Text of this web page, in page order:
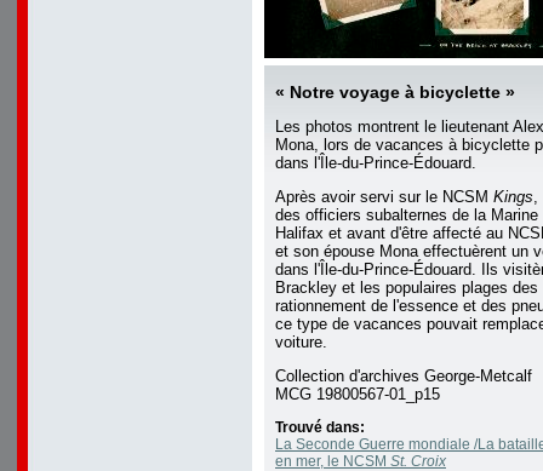
« Notre voyage à bicyclette »
Les photos montrent le lieutenant
Mona, lors de vacances à bicyclette
dans l'Île-du-Prince-Édouard.
Après avoir servi sur le NCSM Kings,
des officiers subalternes de la Marine
Halifax et avant d'être affecté au
et son épouse Mona effectuèrent un
dans l'Île-du-Prince-Édouard. Ils
Brackley et les populaires plages
rationnement de l'essence et des
ce type de vacances pouvait
voiture.
Collection d'archives George-Metcalf
MCG 19800567-01_p15
Trouvé dans:
La Seconde Guerre mondiale /La
en mer, le NCSM St. Croix